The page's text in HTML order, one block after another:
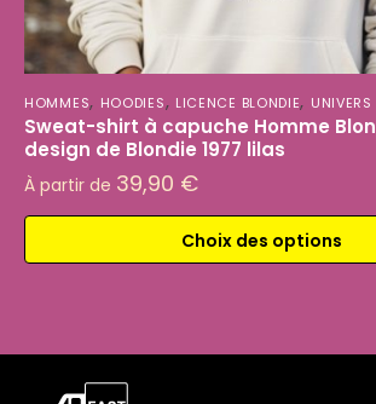
HOMMES, HOODIES, LICENCE BLONDIE,
Sweat-shirt à capuche Homme
design de Blondie 1977 lilas
À partir de 39,90 €
Choix des options